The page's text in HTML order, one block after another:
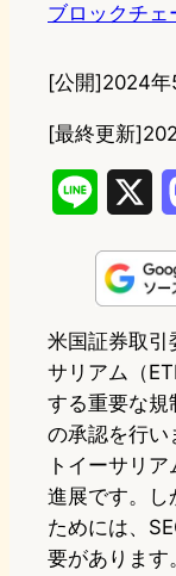
ブロックチェ
[公開]2024
[最終更新]
n
e
米国証券取引
サリアム（
する重要な
の承認を行い
トイーサリ
進展です。し
ためには、
要があります。